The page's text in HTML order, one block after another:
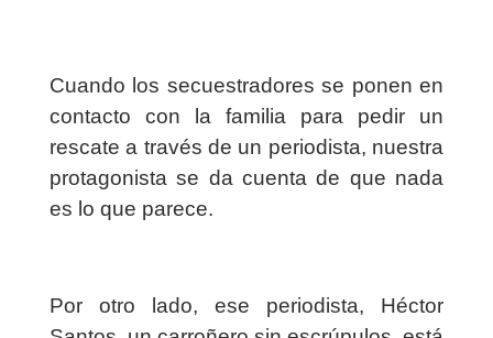
Cuando los secuestradores se ponen en
contacto con la familia para pedir un
rescate a través de un periodista, nuestra
protagonista se da cuenta de que nada
es lo que parece.
Por otro lado, ese periodista, Héctor